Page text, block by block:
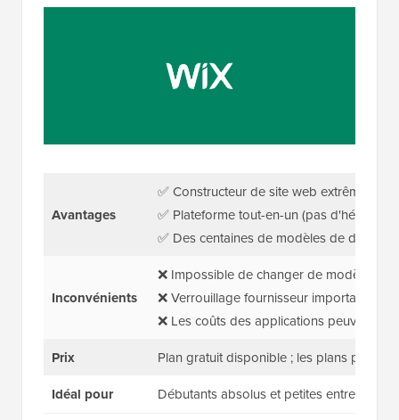
Avantages
✅ Constructeur de site web extrêmement
✅ Plateforme tout-en-un (pas
✅ Des centaines de modèles de
Inconvénients
❌ Impossible de changer de modèle
❌ Verrouillage fournisseur important
❌ Les coûts des applications peuvent
Prix
Plan gratuit disponible ; les plans
Idéal pour
Débutants absolus et petites entreprises.